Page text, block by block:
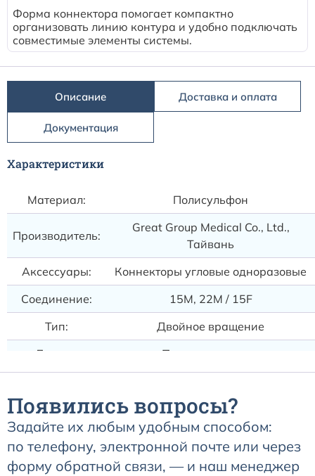
Форма коннектора помогает компактно
организовать линию контура и удобно подключать
совместимые элементы системы.
Описание Доставка и оплата
Документация
Характеристики
Материал: Полисульфон
Производитель:
Great Group Medical Co., Ltd.,
Тайвань
Аксессуары:
Коннекторы угловые одноразовые
Соединение:
15M, 22M / 15F
Тип:
Двойное вращение
Другое:
Порт для станции
Появились вопросы?
Задайте их любым удобным способом:
по телефону, электронной почте или через
форму обратной связи, — и наш менеджер